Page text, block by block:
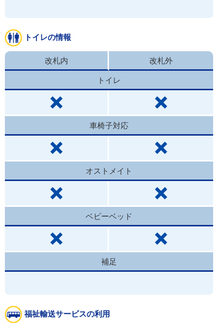
トイレの情報
改札内 改札外
トイレ
車椅子対応
オストメイト
ベビーベッド
補足
福祉輸送サービスの利用